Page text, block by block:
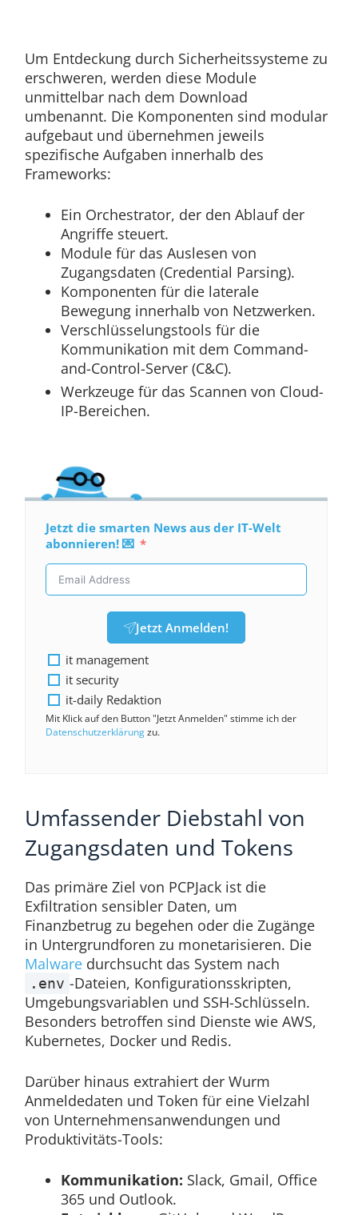
Um Entdeckung durch Sicherheitssysteme zu
erschweren, werden diese Module
unmittelbar nach dem Download
umbenannt. Die Komponenten sind modular
aufgebaut und übernehmen jeweils
spezifische Aufgaben innerhalb des
Frameworks:
Ein Orchestrator, der den Ablauf der
Angriffe steuert.
Module für das Auslesen von
Zugangsdaten (Credential Parsing).
Komponenten für die laterale
Bewegung innerhalb von Netzwerken.
Verschlüsselungstools für die
Kommunikation mit dem Command-
and-Control-Server (C&C).
Werkzeuge für das Scannen von Cloud-
IP-Bereichen.
Jetzt die smarten News aus der IT-Welt
abonnieren! 💌
Jetzt Anmelden!
it management
it security
it-daily Redaktion
Mit Klick auf den Button "Jetzt Anmelden" stimme ich der
Datenschutzerklärungzu.
Umfassender Diebstahl von
Zugangsdaten und Tokens
Das primäre Ziel von PCPJack ist die
Exfiltration sensibler Daten, um
Finanzbetrug zu begehen oder die Zugänge
in Untergrundforen zu monetarisieren. Die
Malwaredurchsucht das System nach
.env -Dateien, Konfigurationsskripten,
Umgebungsvariablen und SSH-Schlüsseln.
Besonders betroffen sind Dienste wie AWS,
Kubernetes, Docker und Redis.
Darüber hinaus extrahiert der Wurm
Anmeldedaten und Token für eine Vielzahl
von Unternehmensanwendungen und
Produktivitäts-Tools:
Kommunikation: Slack, Gmail, Office
365 und Outlook.